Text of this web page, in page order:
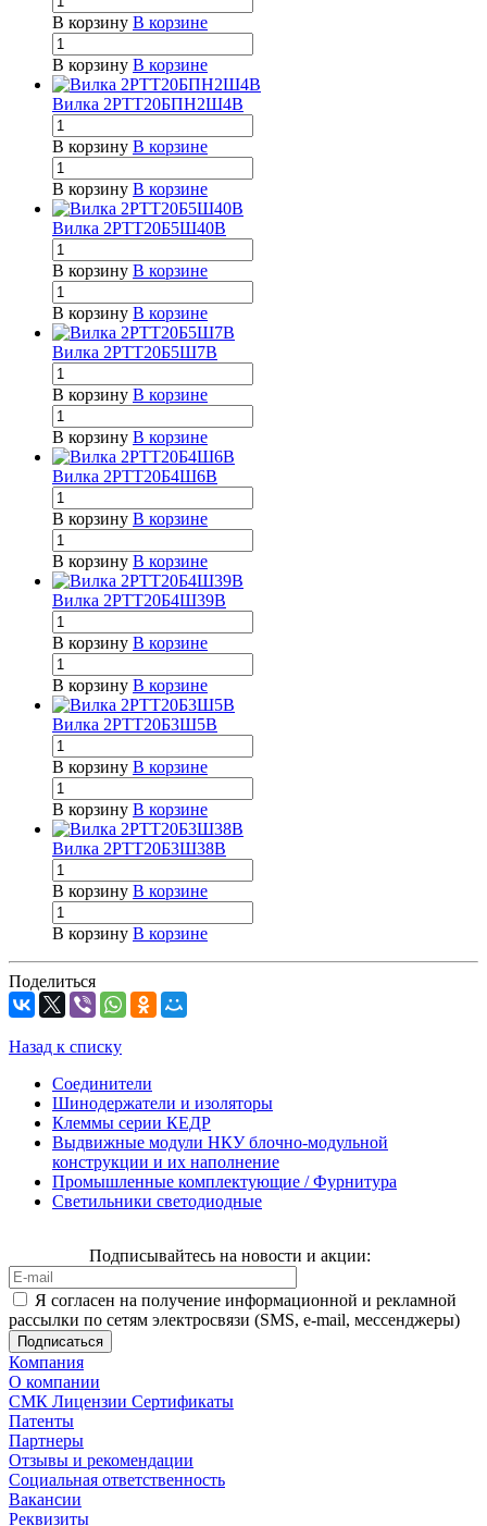
В корзину В корзине
В корзину В корзине
Вилка 2РТТ20БПН2Ш4В
В корзину В корзине
В корзину В корзине
Вилка 2РТТ20Б5Ш40В
В корзину В корзине
В корзину В корзине
Вилка 2РТТ20Б5Ш7В
В корзину В корзине
В корзину В корзине
Вилка 2РТТ20Б4Ш6В
В корзину В корзине
В корзину В корзине
Вилка 2РТТ20Б4Ш39В
В корзину В корзине
В корзину В корзине
Вилка 2РТТ20Б3Ш5В
В корзину В корзине
В корзину В корзине
Вилка 2РТТ20Б3Ш38В
В корзину В корзине
В корзину В корзине
Поделиться
Назад к списку
Соединители
Шинодержатели и изоляторы
Клеммы серии КЕДР
Выдвижные модули НКУ блочно-модульной
конструкции и их наполнение
Промышленные комплектующие / Фурнитура
Светильники светодиодные
Подписывайтесь на новости и акции:
Я согласен на получение информационной и рекламной
рассылки по сетям электросвязи (SMS, e-mail, мессенджеры)
Компания
О компании
СМК Лицензии Сертификаты
Патенты
Партнеры
Отзывы и рекомендации
Социальная ответственность
Вакансии
Реквизиты